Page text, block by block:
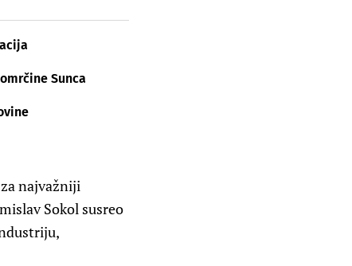
Sunca
najvažniji
Sokol susreo